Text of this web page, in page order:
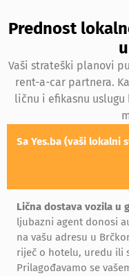
Prednost
Vaši strateški planovi
rent-a-car partnera.
ličnu i efikasnu
Sa Yes.ba (vaši lokalni
Lična dostava vozila u
ljubazni agent donosi
na vašu adresu u
riječ o hotelu, uredu ili
Prilagođavamo se